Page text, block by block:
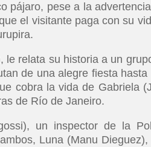
pájaro, pese a la
el visitante paga con su
le relata su historia a un
de una alegre fiesta hasta
cobra la vida de Gabriela
de Río de Janeiro.
un inspector de la
Luna (Manu Dieguez),